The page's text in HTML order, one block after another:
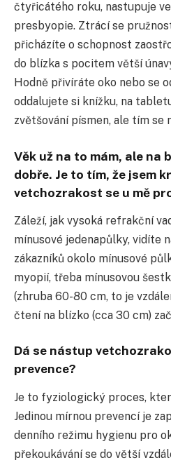
čtyřicátého roku, nastupuje
presbyopie. Ztrácí se
přicházíte o schopnost
do blízka s pocitem větší
Hodně přivíráte oko nebo se
oddalujete si knížku, na
zvětšování písmen, ale tím se
Věk už na to mám, ale na
dobře. Je to tím, že jsem
vetchozrakost se u mě
Záleží, jak vysoká refrakční
mínusové jedenapůlky, vidíte
zákazníků okolo mínusové
myopií, třeba mínusovou
(zhruba 60-80 cm, to je
čtení na blízko (cca 30 cm)
Dá se nástup
prevence?
Je to fyziologický proces,
Jedinou mírnou prevencí je
denního režimu hygienu pro
překoukávání se do větší